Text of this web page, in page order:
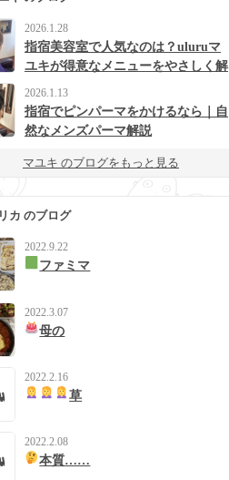
2026.1.28
指宿美容室で人気なのは？uluruマ
ユキが得意なメニューをやさしく解
2026.1.13
指宿でピンパーマをかけるなら｜自
然なメンズパーマ解説
マユキ のブログをもっと見る
カ のブログ
2022.9.22
ファミマ
2022.3.07
母の
2022.2.16
草
2022.2.08
本質……